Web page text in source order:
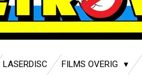
LASERDISC FILMS OVERIG